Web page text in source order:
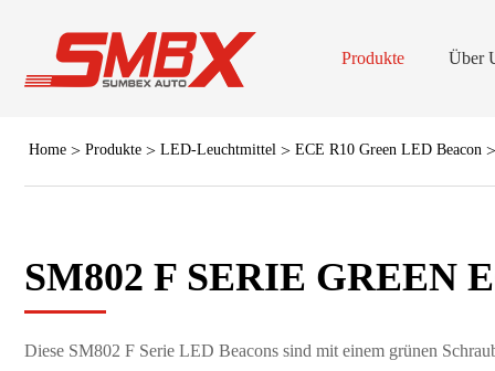
Produkte
V16
Über
Home Produkte LED-Leuchtmittel ECE R10 Green LED Beacon
SM802 F SERIE GREEN
Diese SM802 F Serie LED Beacons sind mit einem grünen